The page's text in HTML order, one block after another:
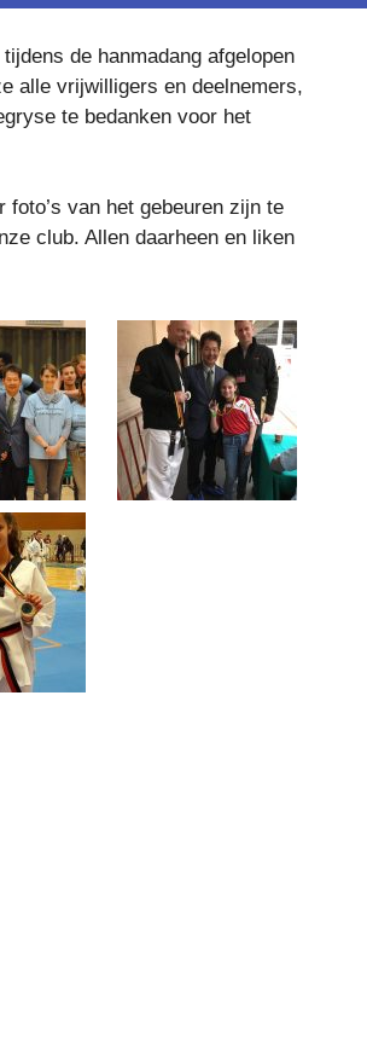
de hanmadang afgelopen
alle vrijwilligers en deelnemers,
te bedanken voor het
van het gebeuren zijn te
club. Allen daarheen en liken